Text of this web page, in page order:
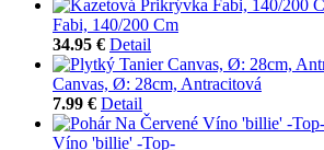
Fabi, 140/200 Cm
34.95 € Detail
Canvas, Ø: 28cm, Antracitová
7.99 € Detail
Víno 'billie' -Top-